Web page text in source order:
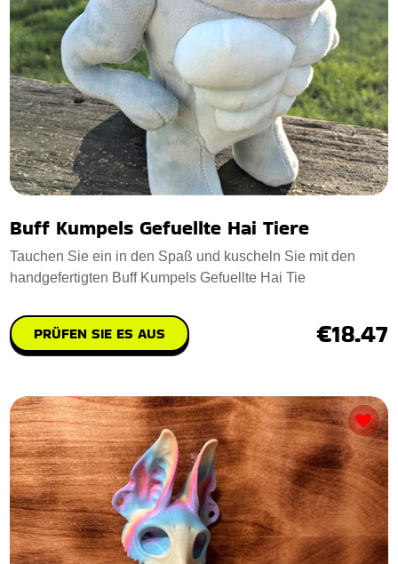
Buff Kumpels Gefuellte Hai Tiere
Tauchen Sie ein in den Spaß und kuscheln Sie mit den
handgefertigten Buff Kumpels Gefuellte Hai Tie
PRÜFEN SIE ES AUS €18.47